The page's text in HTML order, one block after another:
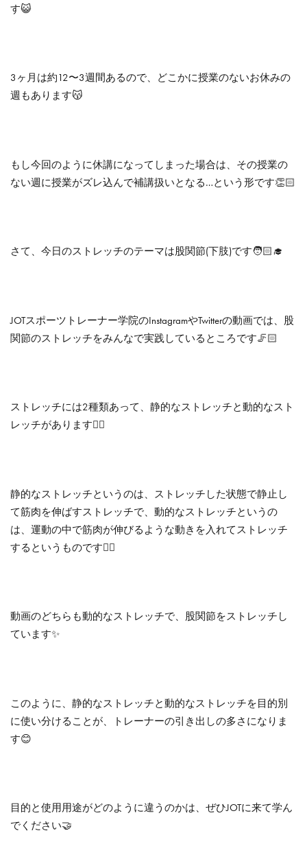
す😺
3ヶ月は約12〜3週間あるので、どこかに授業のないお休みの
週もあります😽
もし今回のように休講になってしまった場合は、その授業の
ない週に授業がズレ込んで補講扱いとなる…という形です👏🏻
さて、今日のストレッチのテーマは股関節(下肢)です🧑🏻‍🎓
JOTスポーツトレーナー学院のInstagramやTwitterの動画では、股
関節のストレッチをみんなで実践しているところです🦵🏻
ストレッチには2種類あって、静的なストレッチと動的なスト
レッチがあります☝🏻
静的なストレッチというのは、ストレッチした状態で静止し
て筋肉を伸ばすストレッチで、動的なストレッチというの
は、運動の中で筋肉が伸びるような動きを入れてストレッチ
するというものです✌🏻
動画のどちらも動的なストレッチで、股関節をストレッチし
ています✨
このように、静的なストレッチと動的なストレッチを目的別
に使い分けることが、トレーナーの引き出しの多さになりま
す😊
目的と使用用途がどのように違うのかは、ぜひJOTに来て学ん
でください🤝